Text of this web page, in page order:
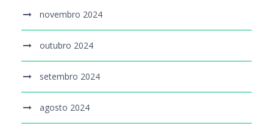
novembro 2024
outubro 2024
setembro 2024
agosto 2024